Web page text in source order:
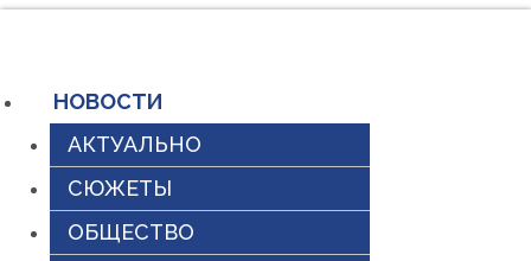
содержимому
НОВОСТИ
АКТУАЛЬНО
СЮЖЕТЫ
ОБЩЕСТВО